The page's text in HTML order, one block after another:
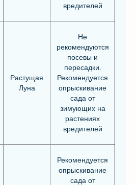
вредителей
Растущая
Луна
Не
рекомендуются
посевы и
пересадки.
Рекомендуется
опрыскивание
сада от
зимующих на
растениях
вредителей
Рекомендуется
опрыскивание
сада от